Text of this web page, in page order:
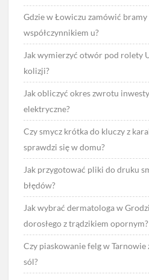
Gdzie w Łowiczu zamówić bramy
współczynnikiem u?
Jak wymierzyć otwór pod rolety
kolizji?
Jak obliczyć okres zwrotu
elektryczne?
Czy smycz krótka do kluczy z
sprawdzi się w domu?
Jak przygotować pliki do druku
błędów?
Jak wybrać dermatologa w
dorosłego z trądzikiem opornym?
Czy piaskowanie felg w
sól?